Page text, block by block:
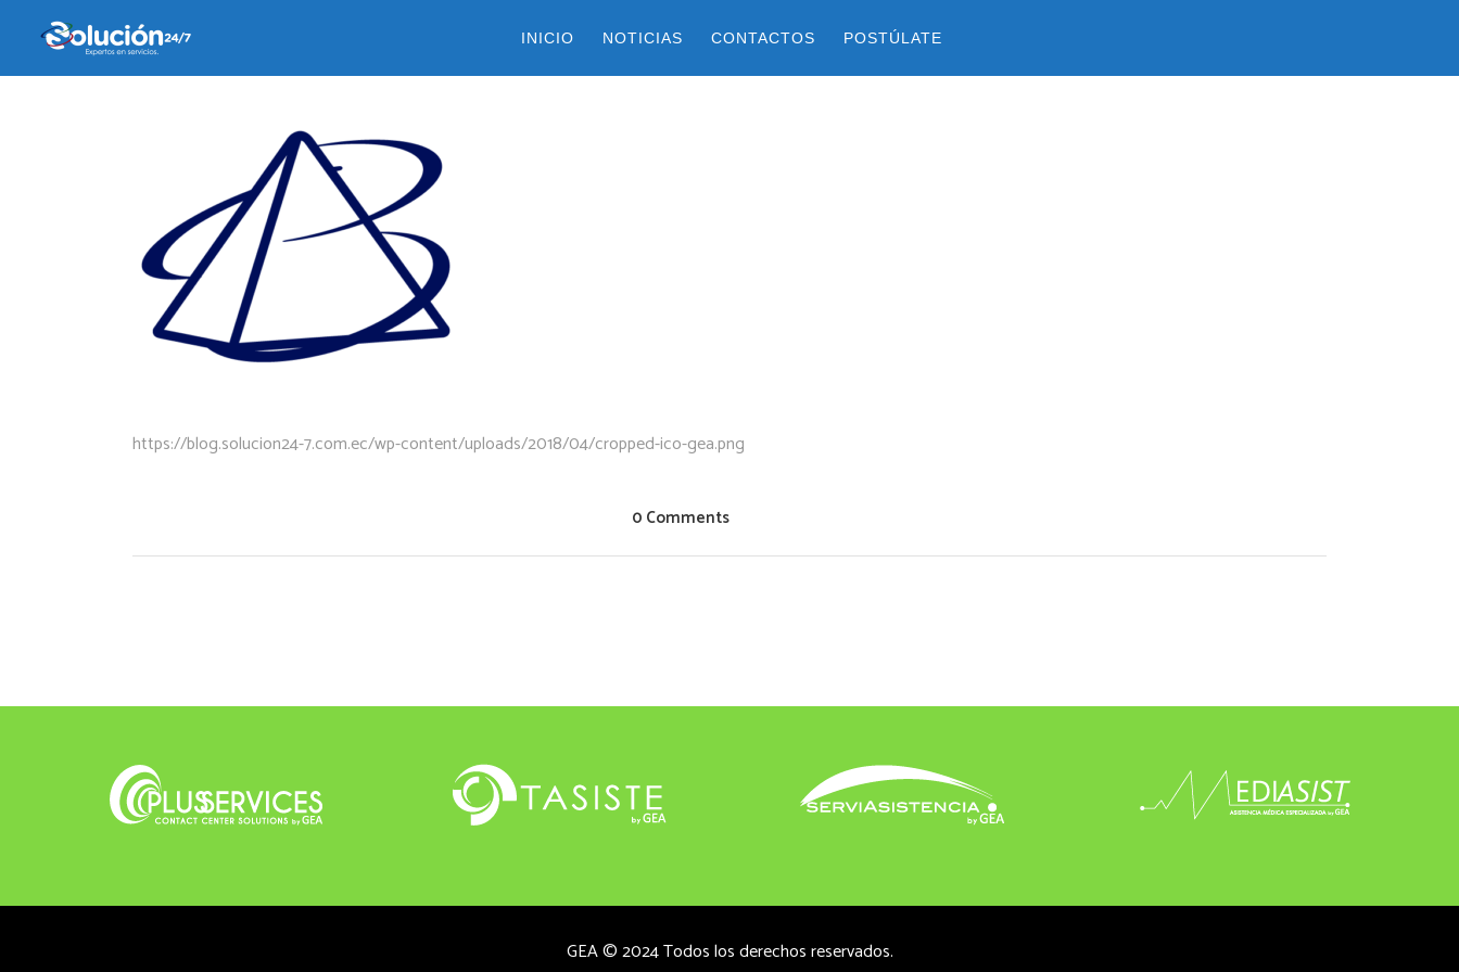
INICIO NOTICIAS CONTACTOS POSTÚLATE
24 abril, 2018
https://blog.solucion24-7.com.ec/wp-content/uploads/2018/04/cropped-ico-gea.png
0 Comments
GEA © 2024 Todos los derechos reservados.